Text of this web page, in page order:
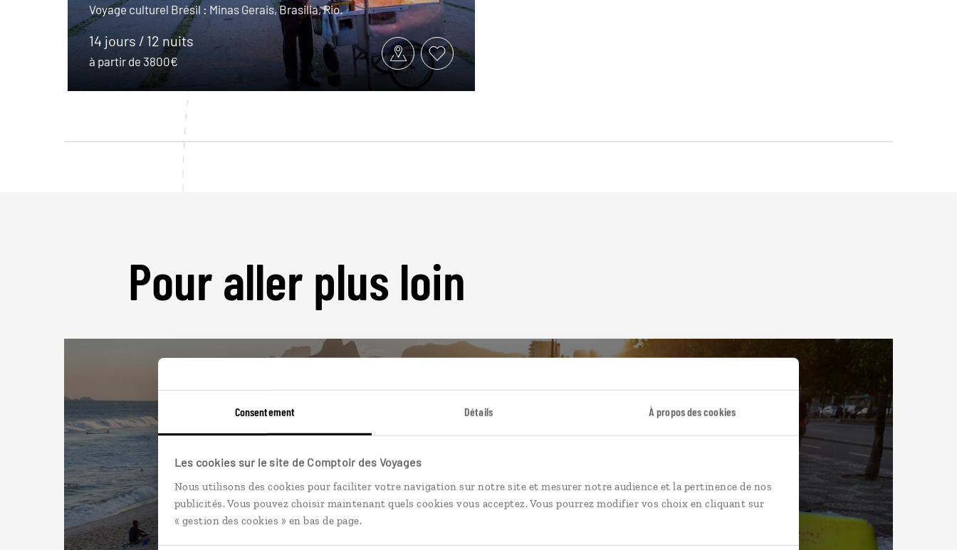
Consentement Détails À propos des cookies
Les cookies sur le site de Comptoir des Voyages
Nous utilisons des cookies pour faciliter votre navigation sur notre site et mesurer notre audience et la pertinence de nos
publicités. Vous pouvez choisir maintenant quels cookies vous acceptez. Vous pourrez modifier vos choix en cliquant sur
« gestion des cookies » en bas de page.
Voyage culturel Brésil : Minas Gerais, Brasilia, Rio.
14 jours / 12 nuits
à partir de 3800€
Pour aller plus loin
Nos 11 idées de voyage
Brésil